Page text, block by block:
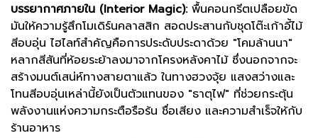
บรรยากาศภายใน (Interior Magic):พื้นคอนกรีตเปลือยขัด
มันให้ความรู้สึกโมเดิร์นคลาสสิก สอดประสานกับชุดโต๊ะเก้าอี้ไม้
สีอบอุ่น ไฮไลท์สำคัญคือการประดับประดาด้วย "โคมล้านนา"
หลากสีสันที่ห้อยระย้าลงมาจากโครงหลังคาไม้ ซึ่งนอกจากจะ
สร้างมนต์เสน่ห์ทางสายตาแล้ว ในทางฮวงจุ้ย แสงสว่างและ
โทนสีอบอุ่นเหล่านี้ยังเป็นตัวแทนของ "ธาตุไฟ" ที่ช่วยกระตุ้น
พลังงานแห่งความกระตือรือร้น ชื่อเสียง และความสำเร็จให้กับ
ร้านอาหาร